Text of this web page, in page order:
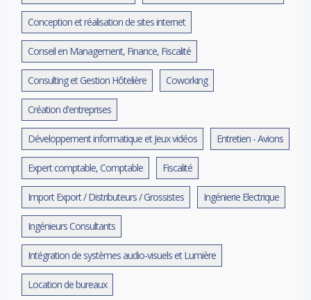
Conception et réalisation de sites internet
Conseil en Management, Finance, Fiscalité
Consulting et Gestion Hôtelière Coworking
Création d'entreprises
Développement informatique et Jeux vidéos Entretien - Avions
Expert comptable, Comptable Fiscalité
Import Export / Distributeurs / Grossistes Ingénierie Electrique
Ingénieurs Consultants
Intégration de systèmes audio-visuels et Lumière
Location de bureaux